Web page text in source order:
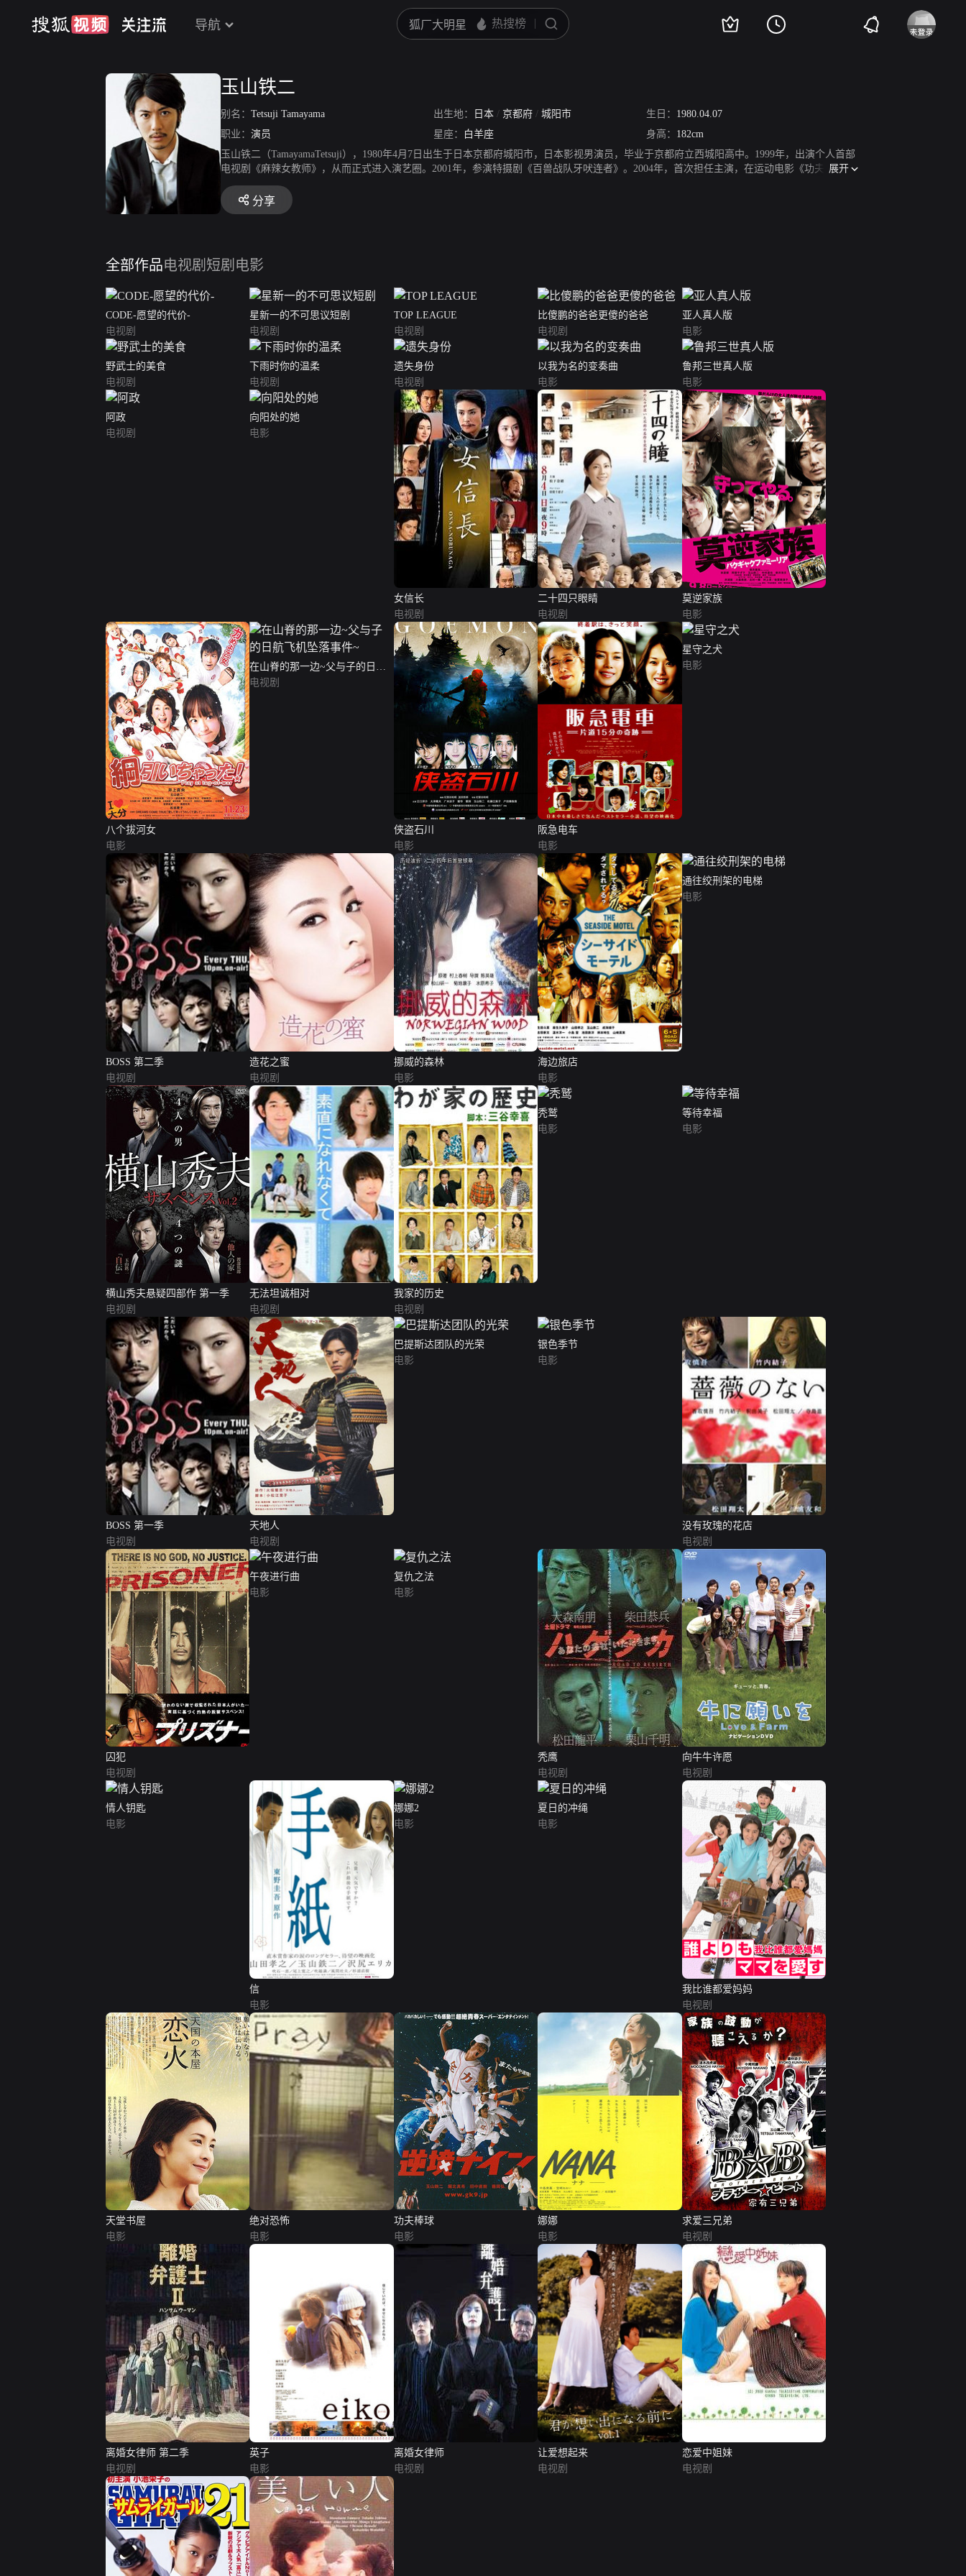
导航
玉山铁二
别名： Tetsuji Tamayama 出生地： 日本 / 京都府 / 城阳市 生日： 1980.04.07
职业： 演员 星座： 白羊座 身高： 182cm
玉山铁二（TamayamaTetsuji），1980年4月7日出生于日本京都府城阳市，日本影视男演员，毕业于京都府立西城阳高中。1999年，出演个人首部
电视剧《麻辣女教师》，从而正式进入演艺圈。2001年，参演特摄剧《百兽战队牙吠连者》。2004年，首次担任主演，在运动电影《功夫棒球》
中饰演主人公不屈斗志。2005年，在剧情电影《NANA》中饰演一之濑巧。2007年，其主演的青春励志剧《向牛牛许愿》首播。2008年，首次挑
战反派角色，在现代剧《没有玫瑰的花店》中饰演神山舜。2010年，凭借剧情电影《秃鹫》获得第33届日本电影学院赏最佳男配角奖；同年，其
出演的犯罪悬疑电影《死刑台的电梯》上映。2014年，主演励志剧《阿政》。2015年，在社会剧《误断》中饰演男主角槙田高弘。2016年，获得
展开
分享
全部作品电视剧 短剧 电影
CODE-愿望的代价-
电视剧
星新一的不可思议短剧
电视剧
TOP LEAGUE
电视剧
比傻鹏的爸爸更傻的爸爸
电视剧
亚人真人版
电影
野武士的美食
电视剧
下雨时你的温柔
电视剧
遗失身份
电视剧
以我为名的变奏曲
电影
鲁邦三世真人版
电影
阿政
电视剧
向阳处的她
电影
女信长
电视剧
二十四只眼睛
电视剧
莫逆家族
电影
八个拔河女
电影
在山脊的那一边~父与子的日航
飞机坠落事件~
电视剧
侠盗石川
电影
阪急电车
电影
星守之犬
电影
BOSS 第二季
电视剧
造花之蜜
电视剧
挪威的森林
电影
海边旅店
电影
通往绞刑架的电梯
电影
横山秀夫悬疑四部作 第一季
电视剧
无法坦诚相对
电视剧
我家的历史
电视剧
秃鹫
电影
等待幸福
电影
BOSS 第一季
电视剧
天地人
电视剧
巴提斯达团队的光荣
电影
银色季节
电影
没有玫瑰的花店
电视剧
囚犯
电视剧
午夜进行曲
电影
复仇之法
电影
秃鹰
电视剧
向牛牛许愿
电视剧
情人钥匙
电影
信
电影
娜娜2
电影
夏日的冲绳
电影
我比谁都爱妈妈
电视剧
天堂书屋
电影
绝对恐怖
电影
功夫棒球
电影
娜娜
电影
求爱三兄弟
电视剧
离婚女律师 第二季
电视剧
英子
电影
离婚女律师
电视剧
让爱想起来
电视剧
恋爱中姐妹
电视剧